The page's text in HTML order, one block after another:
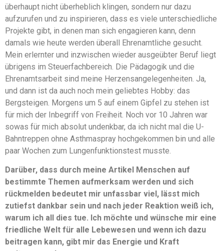
überhaupt nicht überheblich klingen, sondern nur dazu
aufzurufen und zu inspirieren, dass es viele unterschiedliche
Projekte gibt, in denen man sich engagieren kann, denn
damals wie heute werden überall Ehrenamtliche gesucht.
Mein erlernter und inzwischen wieder ausgeübter Beruf liegt
übrigens im Steuerfachbereich. Die Pädagogik und die
Ehrenamtsarbeit sind meine Herzensangelegenheiten. Ja,
und dann ist da auch noch mein geliebtes Hobby: das
Bergsteigen. Morgens um 5 auf einem Gipfel zu stehen ist
für mich der Inbegriff von Freiheit. Noch vor 10 Jahren war
sowas für mich absolut undenkbar, da ich nicht mal die U-
Bahntreppen ohne Asthmaspray hochgekommen bin und alle
paar Wochen zum Lungenfunktionstest musste.
Darüber, dass durch meine Artikel Menschen auf
bestimmte Themen aufmerksam werden und sich
rückmelden bedeutet mir unfassbar viel, lässt mich
zutiefst dankbar sein und nach jeder Reaktion weiß ich,
warum ich all dies tue. Ich möchte und wünsche mir eine
friedliche Welt für alle Lebewesen und wenn ich dazu
beitragen kann, gibt mir das Energie und Kraft